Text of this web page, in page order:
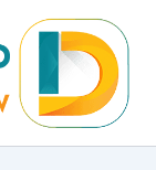
المحتوى